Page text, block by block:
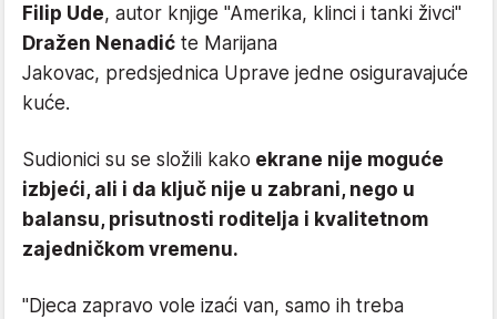
Filip Ude, autor knjige "Amerika, klinci i tanki živci"
Dražen Nenadić te Marijana
Jakovac, predsjednica Uprave jedne osiguravajuće
kuće.
Sudionici su se složili kako ekrane nije moguće
izbjeći, ali i da ključ nije u zabrani, nego u
balansu, prisutnosti roditelja i kvalitetnom
zajedničkom vremenu.
"Djeca zapravo vole izaći van, samo ih treba